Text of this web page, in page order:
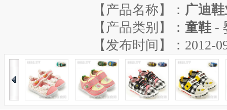
【产品名称】： 广迪
【产品类别】： 童鞋 -
【发布时间】：2012-